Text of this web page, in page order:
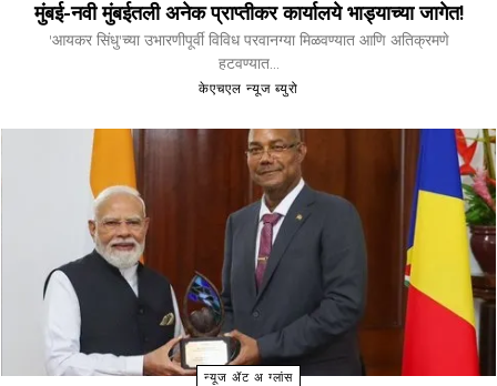
मुंबई-नवी मुंबईतली अनेक प्राप्तीकर कार्यालये भाड्याच्या जागेत!
'आयकर सिंधु'च्या उभारणीपूर्वी विविध परवानग्या मिळवण्यात आणि अतिक्रमणे
हटवण्यात...
केएचएल न्यूज ब्युरो
न्यूज ॲट अ ग्लांस